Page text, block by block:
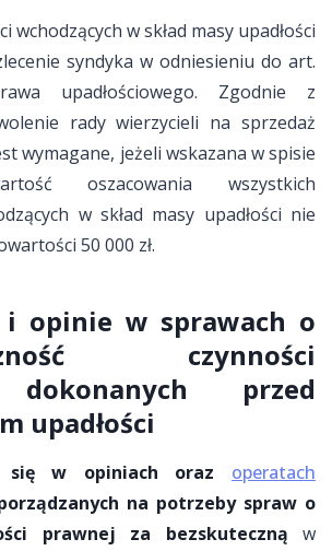
wchodzących w skład masy upadłości
syndyka w odniesieniu do art.
upadłościowego. Zgodnie z
rady wierzycieli na sprzedaż
wymagane, jeżeli wskazana w spisie
oszacowania wszystkich
w skład masy upadłości nie
50 000 zł.
i opinie w sprawach o
czynności
dokonanych przed
upadłości
się w opiniach oraz operatach
na potrzeby spraw o
prawnej za bezskuteczną w